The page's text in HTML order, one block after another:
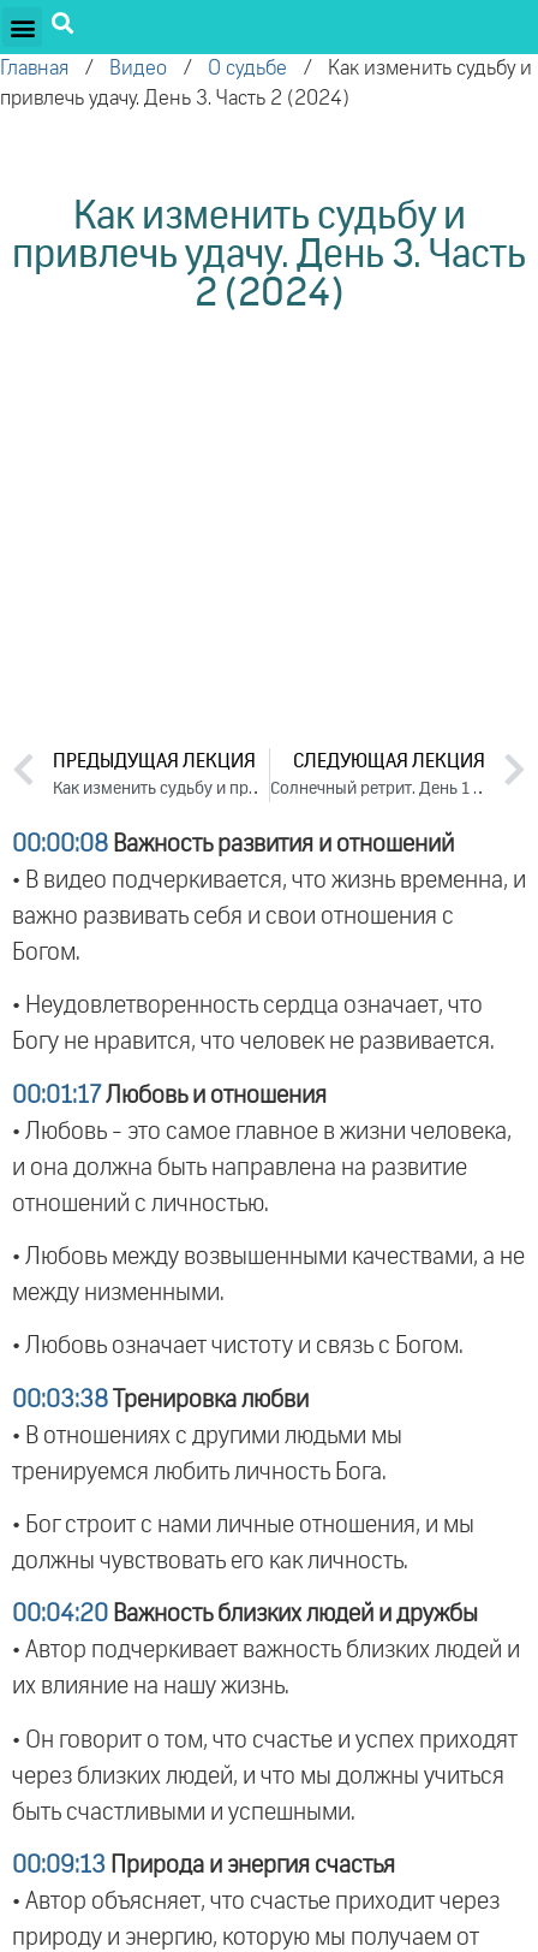
Главная / Видео / О судьбе /
Как изменить судьбу и
привлечь удачу. День 3. Часть 2 (2024)
Как изменить судьбу и
привлечь удачу. День 3. Часть
2 (2024)
ПРЕДЫДУЩАЯ ЛЕКЦИЯ
Как изменить судьбу и привлечь удачу. День 3. Часть 1 (2024)
СЛЕДУЮЩАЯ ЛЕКЦИЯ
Солнечный ретрит. День 1 (2024)
00:00:08 Важность развития и отношений
• В видео подчеркивается, что жизнь временна, и
важно развивать себя и свои отношения с
Богом.
• Неудовлетворенность сердца означает, что
Богу не нравится, что человек не развивается.
00:01:17 Любовь и отношения
• Любовь - это самое главное в жизни человека,
и она должна быть направлена на развитие
отношений с личностью.
• Любовь между возвышенными качествами, а не
между низменными.
• Любовь означает чистоту и связь с Богом.
00:03:38 Тренировка любви
• В отношениях с другими людьми мы
тренируемся любить личность Бога.
• Бог строит с нами личные отношения, и мы
должны чувствовать его как личность.
00:04:20 Важность близких людей и дружбы
• Автор подчеркивает важность близких людей и
их влияние на нашу жизнь.
• Он говорит о том, что счастье и успех приходят
через близких людей, и что мы должны учиться
быть счастливыми и успешными.
00:09:13 Природа и энергия счастья
• Автор объясняет, что счастье приходит через
природу и энергию, которую мы получаем от